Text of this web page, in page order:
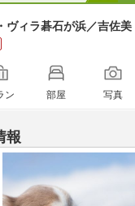
ヴィラ碁石が浜／吉佐美
ン 部屋 写真
報